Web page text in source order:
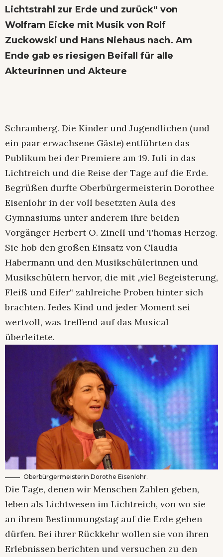
Lichtstrahl zur Erde und zurück“ von
Wolfram Eicke mit Musik von Rolf
Zuckowski und Hans Niehaus nach. Am
Ende gab es riesigen Beifall für alle
Akteurinnen und Akteure
Schramberg. Die Kinder und Jugendlichen (und
ein paar erwachsene Gäste) entführten das
Publikum bei der Premiere am 19. Juli in das
Lichtreich und die Reise der Tage auf die Erde.
Begrüßen durfte Oberbürgermeisterin Dorothee
Eisenlohr in der voll besetzten Aula des
Gymnasiums unter anderem ihre beiden
Vorgänger Herbert O. Zinell und Thomas Herzog.
Sie hob den großen Einsatz von Claudia
Habermann und den Musikschülerinnen und
Musikschülern hervor, die mit „viel Begeisterung,
Fleiß und Eifer“ zahlreiche Proben hinter sich
brachten. Jedes Kind und jeder Moment sei
wertvoll, was treffend auf das Musical
überleitete.
Oberbürgermeisterin Dorothe Eisenlohr.
Die Tage, denen wir Menschen Zahlen geben,
leben als Lichtwesen im Lichtreich, von wo sie
an ihrem Bestimmungstag auf die Erde gehen
dürfen. Bei ihrer Rückkehr wollen sie von ihren
Erlebnissen berichten und versuchen zu den